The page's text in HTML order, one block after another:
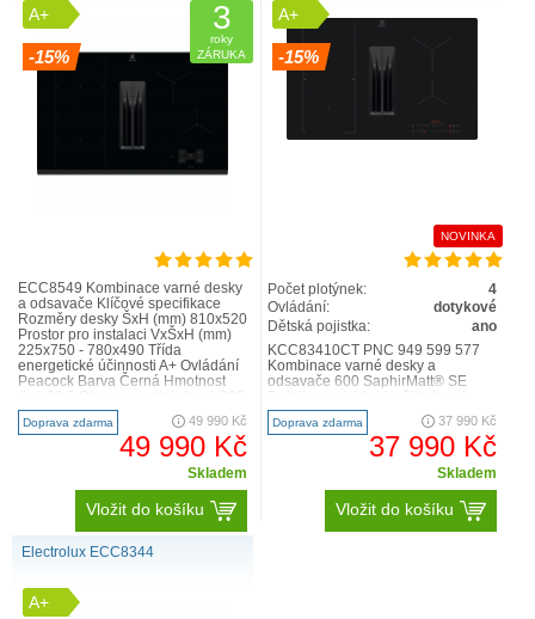
A+
-15%
3
roky
ZÁRUKA
ECC8549 Kombinace varné desky
a odsavače Klíčové specifikace
Rozměry desky ŠxH (mm) 810x520
Prostor pro instalaci VxŠxH (mm)
225x750 - 780x490 Třída
energetické účinnosti A+ Ovládání
Peacock Barva Černá Hmotnost
Typ filtru Hliníkov..
Doprava zdarma 49 990 Kč
49 990 Kč
Skladem
Vložit do košíku
A+
-15%
NOVINKA
Počet plotýnek:
4
Ovládání:
dotykové
Dětská pojistka:
ano
KCC83410CT PNC 949 599 577
Kombinace varné desky a
odsavače 600 SaphirMatt® SE
několik výhod indukční varné
desky..
Doprava zdarma 37 990 Kč
37 990 Kč
Skladem
Vložit do košíku
Electrolux ECC8344
A+